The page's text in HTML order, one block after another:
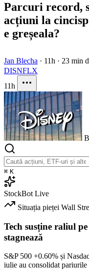
Parcuri record,
acțiuni la
e greșeala?
Jan Blecha · 11h · 23 min
DISNFLX
11h
⌘ K
StockBot Live
Situația pieței Wall
Tech susține raliul
stagnează
S&P 500 +0.60% și
iulie au consolidat pariurile